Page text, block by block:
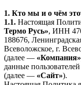
1. Кто мы и о чём
1.1. Настоящая
Термо Русь», ИНН
188676,
Всеволожское, г.
(далее —
данные
(далее — «Сайт»).